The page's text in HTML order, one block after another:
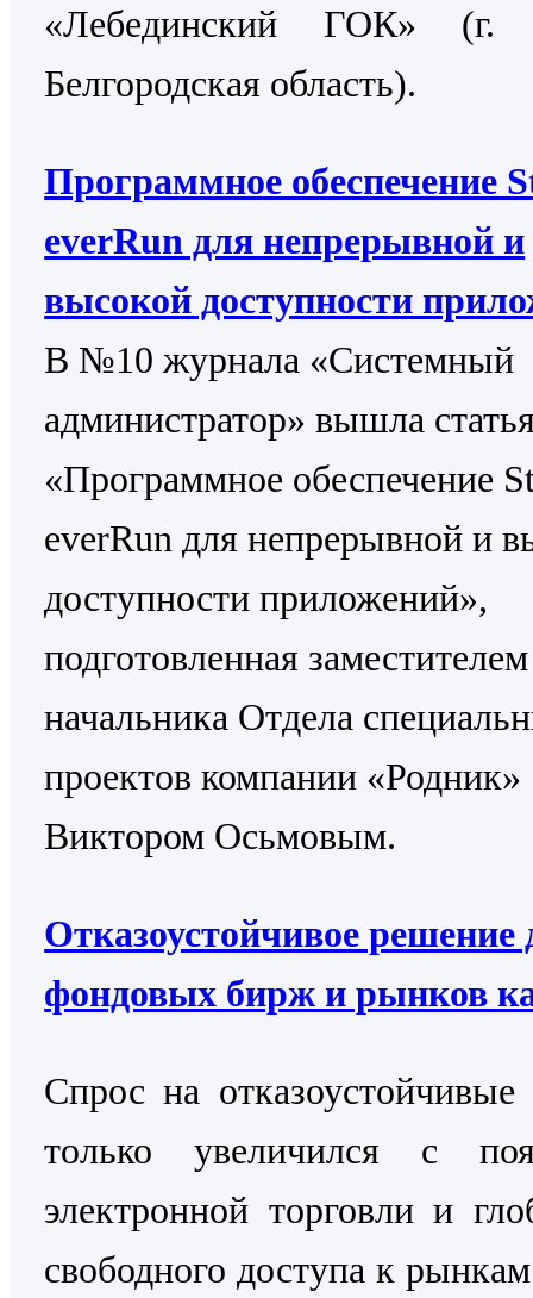
«Лебединский ГОК» (г.
Белгородская область).
Программное обеспечение
everRun для непрерывной и
высокой доступности
В №10 журнала «Системный
администратор» вышла
«Программное обеспечение
everRun для непрерывной и
доступности приложений»,
подготовленная заместителем
начальника Отдела
проектов компании «Родник»
Виктором Осьмовым.
Отказоустойчивое решение
фондовых бирж и рынков
Cпрос на
только увеличился с
электронной торговли и
свободного доступа к